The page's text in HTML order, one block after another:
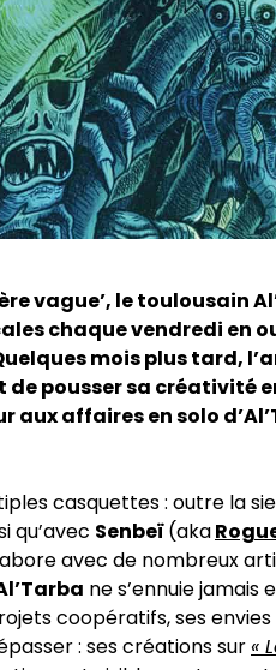
vague’, le toulousain
chaque vendredi en
mois plus tard,
pousser sa créativité
aux affaires en solo
casquettes : outre la
qu’avec Senbeï(aka
avec de nombreux
ne s’ennuie jamais
coopératifs, ses
: ses créations sur«